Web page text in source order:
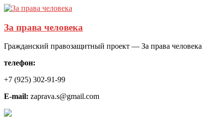
За права человека
Гражданский правозащитный проект — За права человека
телефон:
+7 (925) 302-91-99
E-mail: zaprava.s@gmail.com